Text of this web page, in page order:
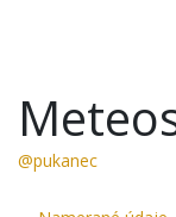
@pukanec